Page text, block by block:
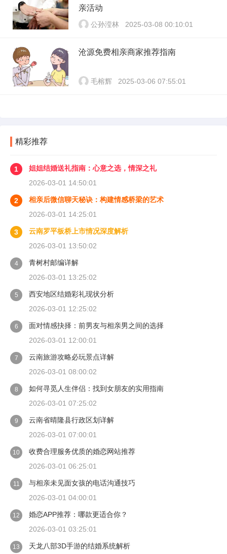
亲活动
公孙滢林 2025-03-08 00:10:01
沧源免费相亲商家推荐指南
毛榕辉 2025-03-06 07:55:01
精彩推荐
1
姐姐结婚送礼指南：心意之选，情深之礼
2026-03-01 14:50:01
2
相亲后微信聊天秘诀：构建情感桥梁的艺术
2026-03-01 14:25:01
3
云南罗平板桥上市情况深度解析
2026-03-01 13:50:02
4
青树村邮编详解
2026-03-01 13:25:02
5
西安地区结婚彩礼现状分析
2026-03-01 12:25:02
6
面对情感抉择：前男友与相亲男之间的选择
2026-03-01 12:00:01
7
云南旅游攻略必玩景点详解
2026-03-01 08:00:02
8
如何寻觅人生伴侣：找到女朋友的实用指南
2026-03-01 07:25:02
9
云南省晴隆县行政区划详解
2026-03-01 07:00:01
10
收费合理服务优质的婚恋网站推荐
2026-03-01 06:25:01
11
与相亲未见面女孩的电话沟通技巧
2026-03-01 04:00:01
12
婚恋APP推荐：哪款更适合你？
2026-03-01 03:25:01
13 天龙八部3D手游的结婚系统解析